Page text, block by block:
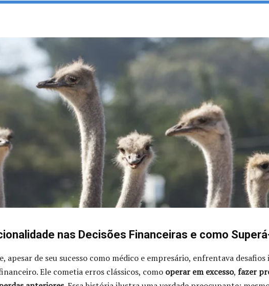
nas Decisões Financeiras e como
apesar de seu sucesso como médico e empresário, enfrentava
Ele cometia erros clássicos, como operar em excesso, fazer